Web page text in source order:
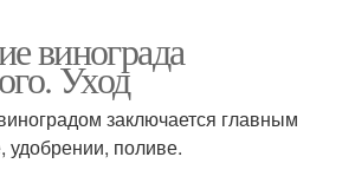
винограда
Уход
заключается главным
удобрении, поливе.